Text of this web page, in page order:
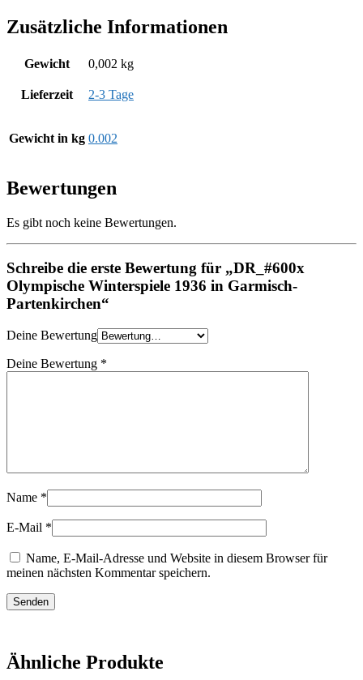
Zusätzliche Informationen
Gewicht 0,002 kg
Lieferzeit 2-3 Tage
Gewicht in kg 0.002
Bewertungen
Es gibt noch keine Bewertungen.
Schreibe die erste Bewertung für „DR_#600x
Olympische Winterspiele 1936 in Garmisch-
Partenkirchen“
Deine Bewertung
Deine Bewertung *
Name *
E-Mail *
Name, E-Mail-Adresse und Website in diesem Browser für
meinen nächsten Kommentar speichern.
Ähnliche Produkte